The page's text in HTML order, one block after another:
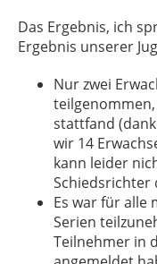
Das Ergebnis, ich
Ergebnis unserer
Nur zwei
stattfand
wir 14
kann leider
Schiedsrichter
Es war für alle
Serien
Teilnehmer in